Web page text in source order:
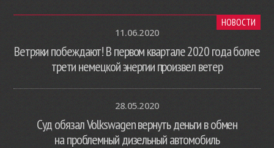
НОВОСТИ
11.06.2020
Ветряки побеждают! В первом квартале 2020 года более
трети немецкой энергии произвел ветер
28.05.2020
Суд обязал Volkswagen вернуть деньги в обмен
на проблемный дизельный автомобиль